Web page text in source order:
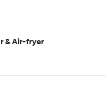
& Air-fryer